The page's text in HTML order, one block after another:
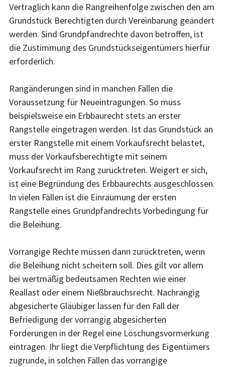
Vertraglich kann die Rangreihenfolge zwischen den am
Grundstück Berechtigten durch Vereinbarung geändert
werden. Sind Grundpfandrechte davon betroffen, ist
die Zustimmung des Grundstückseigentümers hierfür
erforderlich.
Rangänderungen sind in manchen Fällen die
Voraussetzung für Neueintragungen. So muss
beispielsweise ein Erbbaurecht stets an erster
Rangstelle eingetragen werden. Ist das Grundstück an
erster Rangstelle mit einem Vorkaufsrecht belastet,
muss der Vorkaufsberechtigte mit seinem
Vorkaufsrecht im Rang zurücktreten. Weigert er sich,
ist eine Begründung des Erbbaurechts ausgeschlossen.
In vielen Fällen ist die Einräumung der ersten
Rangstelle eines Grundpfandrechts Vorbedingung für
die Beleihung.
Vorrangige Rechte müssen dann zurücktreten, wenn
die Beleihung nicht scheitern soll. Dies gilt vor allem
bei wertmäßig bedeutsamen Rechten wie einer
Reallast oder einem Nießbrauchsrecht. Nachrangig
abgesicherte Gläubiger lassen für den Fall der
Befriedigung der vorrangig abgesicherten
Forderungen in der Regel eine Löschungsvormerkung
eintragen. Ihr liegt die Verpflichtung des Eigentümers
zugrunde, in solchen Fällen das vorrangige